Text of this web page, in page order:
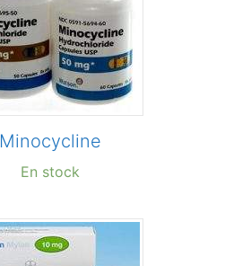
Minocycline
En stock